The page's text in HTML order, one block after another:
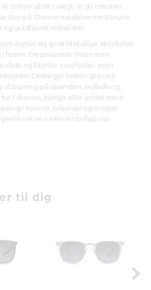
er brillen så let i vægt, at du næsten
den på. Denne model er med brune
og guldfarvet metal stel.
egner sig godt til utallige aktiviteter
ferien. De polaroide linser som
våde og blanke overflader, men
Dette gør brillen specielt
på stranden, sejllads og
i skoven, bjerge eller andet natur,
i byerne, bilkørsel og meget
i et etui eller en brillepose.
til dig